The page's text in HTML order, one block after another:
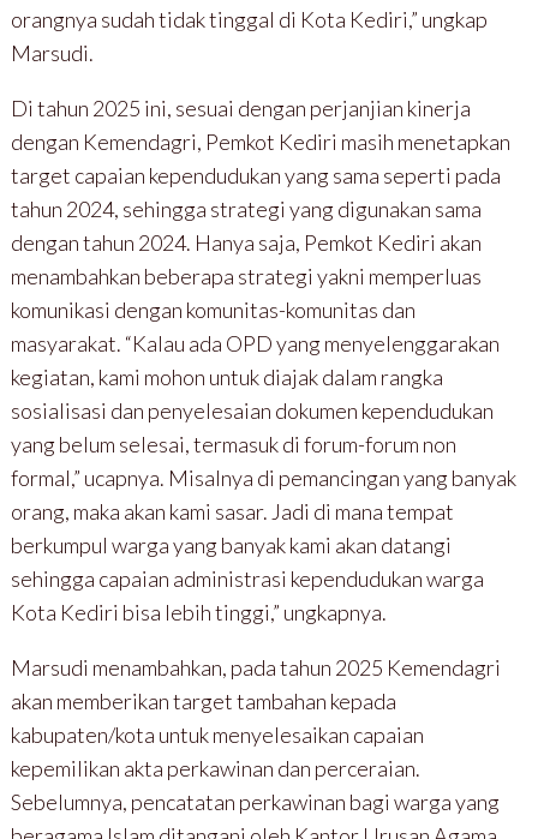
orangnya sudah tidak tinggal di Kota Kediri,” ungkap
Marsudi.
Di tahun 2025 ini, sesuai dengan perjanjian kinerja
dengan Kemendagri, Pemkot Kediri masih menetapkan
target capaian kependudukan yang sama seperti pada
tahun 2024, sehingga strategi yang digunakan sama
dengan tahun 2024. Hanya saja, Pemkot Kediri akan
menambahkan beberapa strategi yakni memperluas
komunikasi dengan komunitas-komunitas dan
masyarakat. “Kalau ada OPD yang menyelenggarakan
kegiatan, kami mohon untuk diajak dalam rangka
sosialisasi dan penyelesaian dokumen kependudukan
yang belum selesai, termasuk di forum-forum non
formal,” ucapnya. Misalnya di pemancingan yang banyak
orang, maka akan kami sasar. Jadi di mana tempat
berkumpul warga yang banyak kami akan datangi
sehingga capaian administrasi kependudukan warga
Kota Kediri bisa lebih tinggi,” ungkapnya.
Marsudi menambahkan, pada tahun 2025 Kemendagri
akan memberikan target tambahan kepada
kabupaten/kota untuk menyelesaikan capaian
kepemilikan akta perkawinan dan perceraian.
Sebelumnya, pencatatan perkawinan bagi warga yang